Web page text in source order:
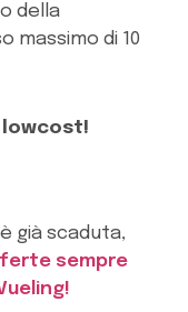
della
massimo di 10
lowcost!
già scaduta,
sempre